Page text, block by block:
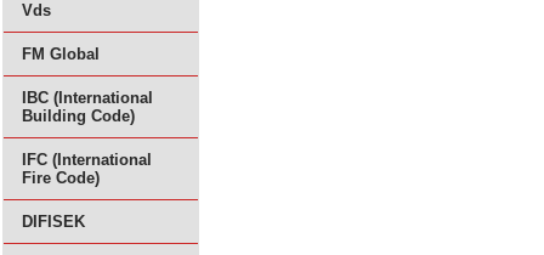
Vds
FM Global
IBC (International
Building Code)
IFC (International
Fire Code)
DIFISEK